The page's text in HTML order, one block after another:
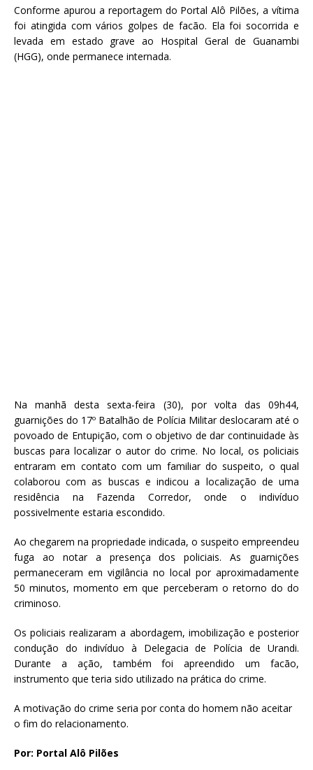
Conforme apurou a reportagem do Portal Alô Pilões, a vítima
foi atingida com vários golpes de facão. Ela foi socorrida e
levada em estado grave ao Hospital Geral de Guanambi
(HGG), onde permanece internada.
Na manhã desta sexta-feira (30), por volta das 09h44,
guarnições do 17º Batalhão de Polícia Militar deslocaram até o
povoado de Entupição, com o objetivo de dar continuidade às
buscas para localizar o autor do crime. No local, os policiais
entraram em contato com um familiar do suspeito, o qual
colaborou com as buscas e indicou a localização de uma
residência na Fazenda Corredor, onde o indivíduo
possivelmente estaria escondido.
Ao chegarem na propriedade indicada, o suspeito empreendeu
fuga ao notar a presença dos policiais. As guarnições
permaneceram em vigilância no local por aproximadamente
50 minutos, momento em que perceberam o retorno do do
criminoso.
Os policiais realizaram a abordagem, imobilização e posterior
condução do indivíduo à Delegacia de Polícia de Urandi.
Durante a ação, também foi apreendido um facão,
instrumento que teria sido utilizado na prática do crime.
A motivação do crime seria por conta do homem não aceitar
o fim do relacionamento.
Por: Portal Alô Pilões